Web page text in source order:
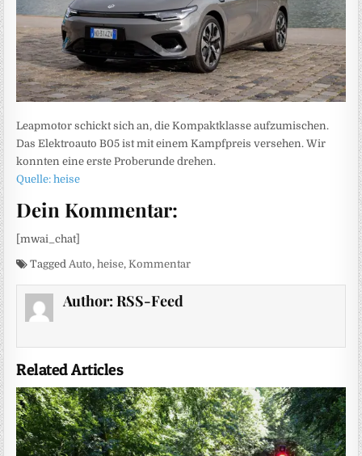
Leapmotor schickt sich an, die Kompaktklasse aufzumischen.
Das Elektroauto B05 ist mit einem Kampfpreis versehen. Wir
konnten eine erste Proberunde drehen.
Quelle: heise
Dein Kommentar:
[mwai_chat]
TaggedAuto,heise,Kommentar
Author: RSS-Feed
Related Articles